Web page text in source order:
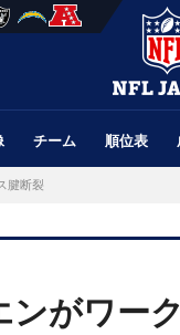
チーム 順位表
腱断裂
がワー